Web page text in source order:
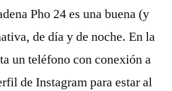
Pho 24 es una buena (y
de día y de noche. En la
un teléfono con conexión a
de Instagram para estar al